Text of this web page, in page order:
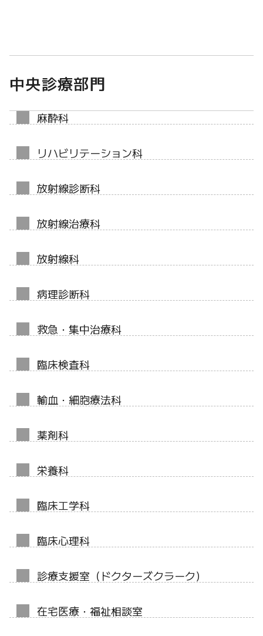
中央診療部門
麻酔科
リハビリテーション科
放射線診断科
放射線治療科
放射線科
病理診断科
救急・集中治療科
臨床検査科
輸血・細胞療法科
薬剤科
栄養科
臨床工学科
臨床心理科
診療支援室（ドクターズクラーク）
在宅医療・福祉相談室